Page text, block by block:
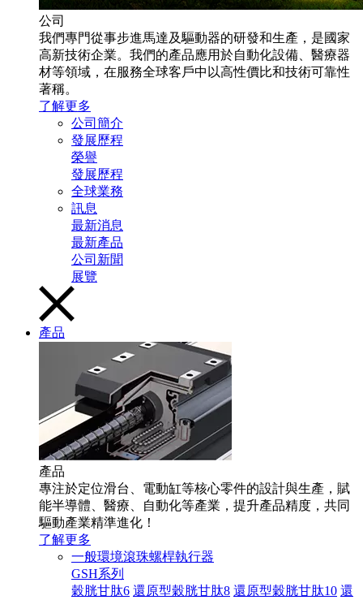
公司
我們專門從事步進馬達及驅動器的研發和生產，是國家
高新技術企業。我們的產品應用於自動化設備、醫療器
材等領域，在服務全球客戶中以高性價比和技術可靠性
著稱。
了解更多
公司簡介
發展歷程
榮譽
發展歷程
全球業務
訊息
最新消息
最新產品
公司新聞
展覽
產品
產品
專注於定位滑台、電動缸等核心零件的設計與生產，賦
能半導體、醫療、自動化等產業，提升產品精度，共同
驅動產業精準進化！
了解更多
一般環境滾珠螺桿執行器
GSH系列
穀胱甘肽6 還原型穀胱甘肽8 還原型穀胱甘肽10 還